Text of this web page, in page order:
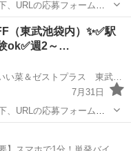
い合わせください。
（東武池袋内）✨✅駅
ok✅週2～…
株式会社ゼストクック いい菜＆ゼストプラス 東武池袋店
7月31日
い合わせください。